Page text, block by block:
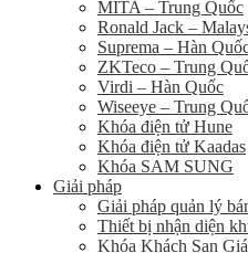
MITA – Trung Quốc
Ronald Jack –
Suprema – Hàn
ZKTeco – Trung
Virdi – Hàn Quốc
Wiseeye – Trung
Khóa điện tử Hune
Khóa điện tử Kaadas
Khóa SAM SUNG
Giải pháp
Giải pháp quản lý
Thiết bị nhận diện
Khóa Khách Sạn